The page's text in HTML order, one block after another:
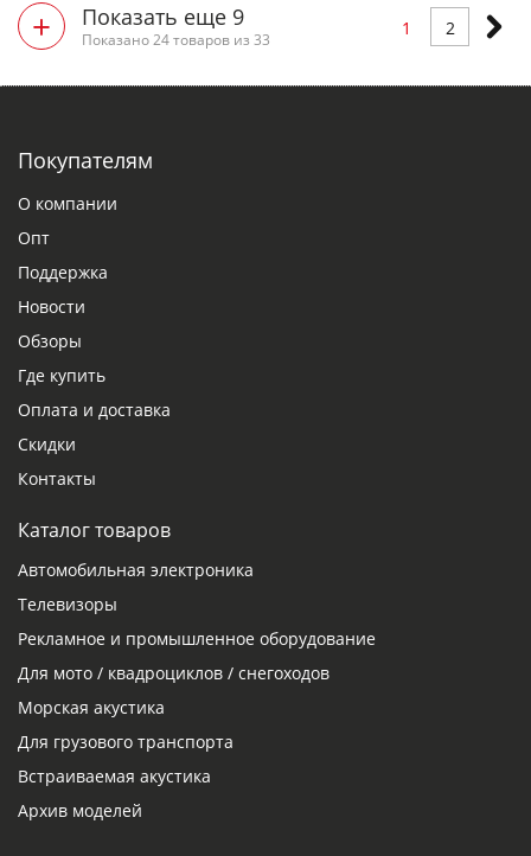
+ Показать еще 9
Показано 24 товаров из 33 1 2
Покупателям
О компании
Опт
Поддержка
Новости
Обзоры
Где купить
Оплата и доставка
Скидки
Контакты
Каталог товаров
Автомобильная электроника
Телевизоры
Рекламное и промышленное оборудование
Для мото / квадроциклов / снегоходов
Морская акустика
Для грузового транспорта
Встраиваемая акустика
Архив моделей